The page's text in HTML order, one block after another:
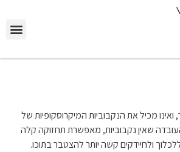
ואינו מכיל את הנקבוביות המיקרוסקופיות של
שאין נקבוביות, מאפשרת תחזוקה קלה
ולחיידקים קשה יותר להצטבר בתוכו.